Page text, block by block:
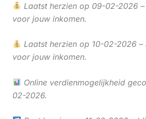
Laatst herzien op 09-02-2026
voor jouw inkomen.
Laatst herzien op 10-02-2026 –
voor jouw inkomen.
Online verdienmogelijkheid
02-2026.